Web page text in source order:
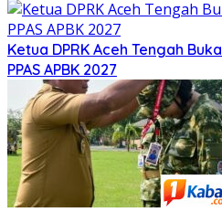
Ketua DPRK Aceh Tengah
PPAS APBK 2027